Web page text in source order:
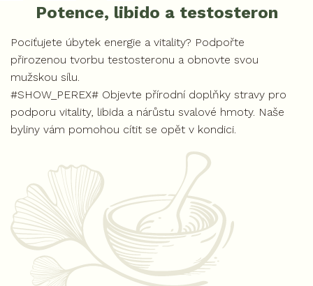
Potence, libido a testosteron
Pociťujete úbytek energie a vitality? Podpořte
přirozenou tvorbu testosteronu a obnovte svou
mužskou sílu.
#SHOW_PEREX# Objevte přírodní doplňky stravy pro
podporu vitality, libida a nárůstu svalové hmoty. Naše
byliny vám pomohou cítit se opět v kondici.